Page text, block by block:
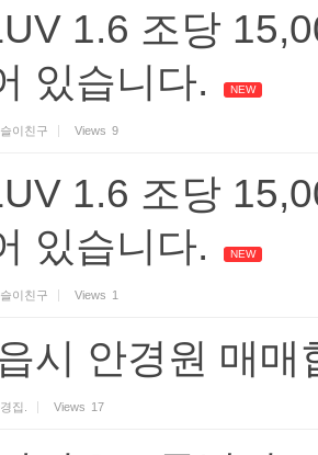
1.6 조당
있습니다.
NEW
이친구 Views 9
1.6 조당
있습니다.
NEW
이친구 Views 1
시 안경원 매
집. Views 17